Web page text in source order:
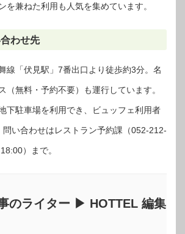
を兼ねた利用も人気を集めています。
わせ先
線「伏見駅」7番出口より徒歩約3分。名
（無料・予約不要）も運行しています。
下駐車場を利用でき、ビュッフェ利用者
い合わせはレストラン予約課（052‐212‐
）まで。
のライター ▶ HOTTEL 編集